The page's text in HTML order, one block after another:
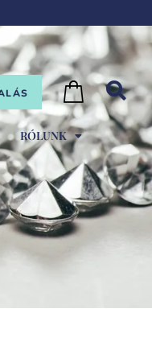
RÓLUNK